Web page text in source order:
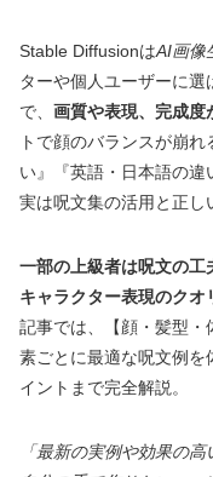
Stable DiffusionはAI画像
ターや個人ユーザーに
で、 画質や表現、完成度
トで顔のバランスが崩
い』『英語・日本語の
実は呪文集の活用と正し
一部の上級者は呪文の工
キャラクター表現のク
記事では、【顔・髪型
素ごとに最適な呪文例を
イントまで完全解説。
「最新の実例や効果の